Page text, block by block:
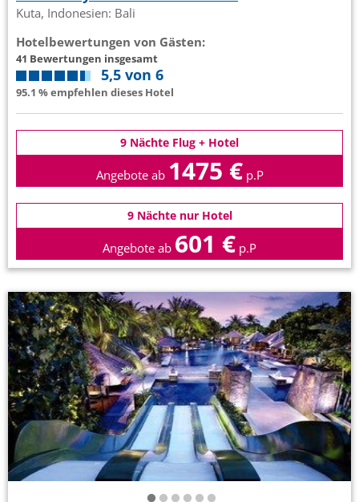
Kuta, Indonesien: Bali
Hotelbewertungen von Gästen:
41 Bewertungen insgesamt
5,5 von 6
95.1 % empfehlen dieses Hotel
9 Nächte Flug + Hotel
Angebote ab 1475 € p.P
9 Nächte nur Hotel
Angebote ab 601 € p.P